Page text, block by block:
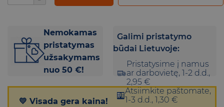
Nemokamas
pristatymas
užsakymams
nuo 50 €!
Galimi pristatymo
būdai Lietuvoje:
Pristatysime į namus
ar darbovietę, 1-2 d.d.,
2,95 €
Atsiimkite paštomate,
1-3 d.d., 1,30 €
💛 Visada gera kaina!